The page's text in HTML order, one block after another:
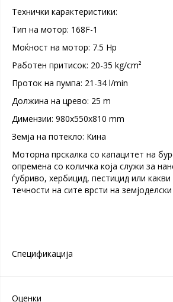
Технички карактеристики:
Тип на мотор: 168F-1
Моќност на мотор: 7.5 Hp
Работен притисок: 20-35 kg/cm²
Проток на пумпа: 21-34 l/min
Должина на црево: 25 m
Димензии: 980x550x810 mm
Земја на потекло: Кина
Моторна прскалка со капацитет на
опремена со количка која служи за
ѓубриво, хербицид, пестицид или
течности на сите врсти на
Спецификација
Оценки